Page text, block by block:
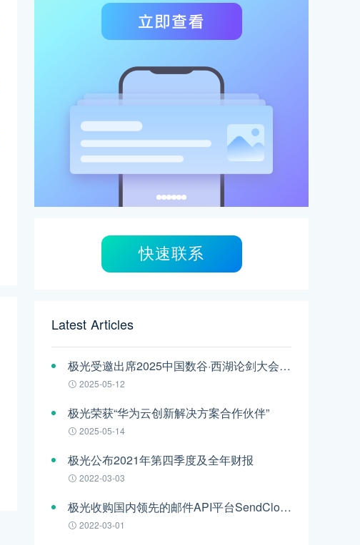
快速联系
Latest Articles
极光受邀出席2025中国数谷·西湖论剑大会——AI智能体应用与安全治理论坛
2025-05-12
极光荣获“华为云创新解决方案合作伙伴”
2025-05-14
极光公布2021年第四季度及全年财报
2022-03-03
极光收购国内领先的邮件API平台SendCloud
2022-03-01